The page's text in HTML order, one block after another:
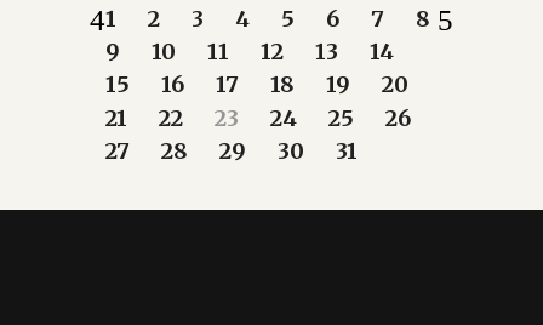
1 2 3 4 5 6 7
8
9
10 11 12 13
14
15
16 17 18 19
20
21
22 23 24 25
26
27
28 29 30 31